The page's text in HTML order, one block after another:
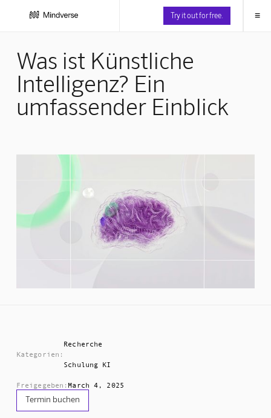
Try it out for free. ≡
Was ist Künstliche
Intelligenz? Ein
umfassender Einblick
Kategorien:
Recherche
Schulung KI
Freigegeben: March 4, 2025
Termin buchen